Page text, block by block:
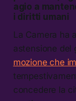
agio a
i diritti umani
La Camera ha
astensione del
mozione che
concedere la